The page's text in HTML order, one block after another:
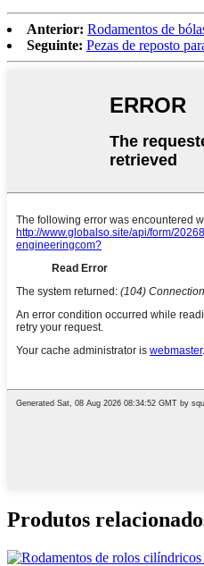
Anterior: Rodamentos de
Seguinte: Pezas de reposto
Produtos